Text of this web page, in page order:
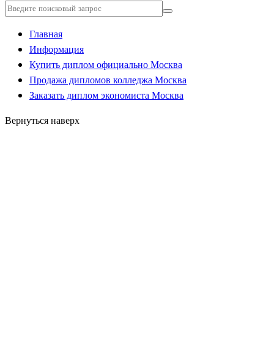
Главная
Информация
Купить диплом официально Москва
Продажа дипломов колледжа Москва
Заказать диплом экономиста Москва
Вернуться наверх